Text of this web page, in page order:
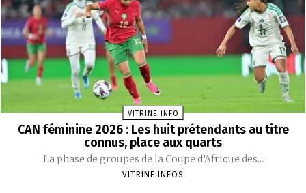
VITRINE INFO
CAN féminine 2026 : Les huit prétendants au titre
connus, place aux quarts
La phase de groupes de la Coupe d’Afrique des...
VITRINE INFOS